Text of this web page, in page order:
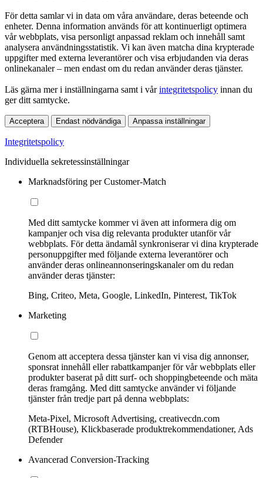
För detta samlar vi in data om våra användare, deras beteende och
enheter. Denna information används för att kontinuerligt optimera
vår webbplats, visa personligt anpassad reklam och innehåll samt
analysera användningsstatistik. Vi kan även matcha dina krypterade
uppgifter med externa leverantörer och visa erbjudanden via deras
onlinekanaler – men endast om du redan använder deras tjänster.
Läs gärna mer i inställningarna samt i vårintegritetspolicy innan du
ger ditt samtycke.
Acceptera Endast nödvändiga Anpassa inställningar
Integritetspolicy
Individuella sekretessinställningar
Marknadsföring per Customer-Match
Med ditt samtycke kommer vi även att informera dig om
kampanjer och visa dig relevanta produkter utanför vår
webbplats. För detta ändamål synkroniserar vi dina krypterade
personuppgifter med följande externa leverantörer och
använder deras onlineannonseringskanaler om du redan
använder deras tjänster:
Bing, Criteo, Meta, Google, LinkedIn, Pinterest, TikTok
Marketing
Genom att acceptera dessa tjänster kan vi visa dig annonser,
sponsrat innehåll eller rabattkampanjer för vår webbplats eller
produkter baserat på ditt surf- och shoppingbeteende och mäta
deras framgång. Med ditt samtycke använder vi följande
tjänster från tredje part på denna webbplats:
Meta-Pixel, Microsoft Advertising, creativecdn.com
(RTBHouse), Klickbaserade produktrekommendationer, Ads
Defender
Avancerad Conversion-Tracking